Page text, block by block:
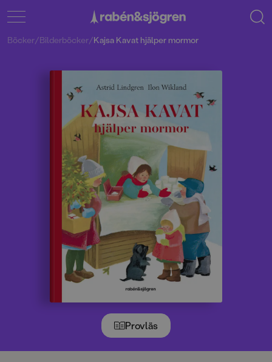
Provläs
Böcker/Bilderböcker/Kajsa Kavat hjälper mormor